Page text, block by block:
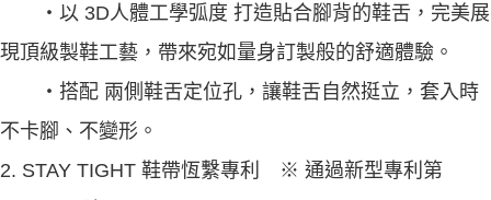
‧以 3D人體工學弧度 打造貼合腳背的鞋舌，完美展
現頂級製鞋工藝，帶來宛如量身訂製般的舒適體驗。
‧搭配 兩側鞋舌定位孔，讓鞋舌自然挺立，套入時
不卡腳、不變形。
2. STAY TIGHT 鞋帶恆繫專利 ※ 通過新型專利第